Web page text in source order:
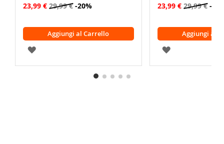
23,99 € 29,99 € -20%
Aggiungi al Carrello
AGGIUNGI
ALLA
23,99 € 29,99 € -
Aggiungi al
AGGIUNGI
ALLA